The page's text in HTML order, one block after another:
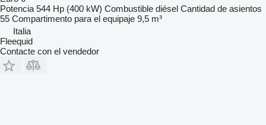
Potencia 544 Hp (400 kW) Combustible diésel Cantidad de asientos
55 Compartimento para el equipaje 9,5 m³
Italia
Fleequid
Contacte con el vendedor